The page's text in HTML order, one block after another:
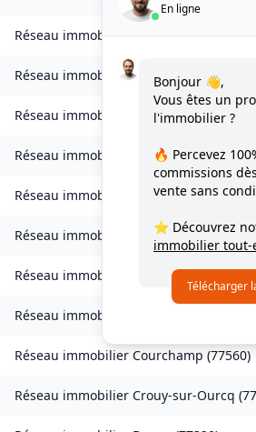
Réseau immobilierLes Chapelles-
Réseau immobilierCharmentray(77410
Réseau immobilier Charny(77410)
Réseau immobilier Chessy(77700)
Réseau immobilier Combs-la-Ville (
Réseau immobilier Compans(77290)
Réseau immobilier Condé-Sainte-Libiaire
Réseau immobilier
Réseau immobilier Courchamp (77560)
Réseau immobilier Crouy-sur-Ourcq (
En ligne
Bonjour 👋,
Vous êtes un
l'immobilier ?
🔥 Percevez
commissions
vente sans
⭐ Découvrez
immobilier tout-
Télécharger